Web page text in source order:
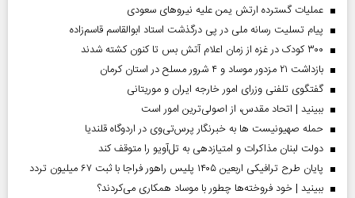
عملیات گسترده ارتش یمن علیه نیروهای سعودی
پیام تسلیت رسانه ملی در پی درگذشت استاد ابوالقاسم قاسم‌زاده
۳۰۰ کودک در غزه از زمان اعلام آتش بس تا کنون کشته شدند
بازداشت ۲۱ مزدور موساد و ۴ شرور مسلح در استان کرمان
گفتگوی تلفنی وزرای امور خارجه ایران و موریتانی
ببینید | اتحاد مقدس، از اصولی‌ترین امور است
حمله صهیونیست ها به خبرنگار پرس‌تی‌وی در اردوگاه قلندیا
دولت لبنان مذاکرات و امتیازدهی به تل‌آویو را متوقف کند
پایان طرح ترافیکی اربعین ۱۴۰۵ پلیس راهور فراجا با ثبت ۶۷ میلیون تردد
ببینید | خود فروخته‌ها چطور با موساد همکاری می‌کردند؟